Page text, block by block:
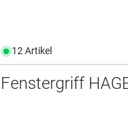
12 Artikel
Fenstergriff